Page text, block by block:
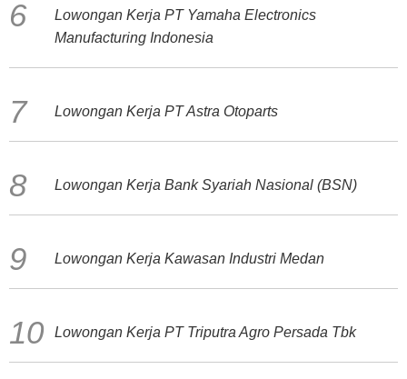
Lowongan Kerja PT Yamaha Electronics
Manufacturing Indonesia
Lowongan Kerja PT Astra Otoparts
Lowongan Kerja Bank Syariah Nasional (BSN)
Lowongan Kerja Kawasan Industri Medan
Lowongan Kerja PT Triputra Agro Persada Tbk